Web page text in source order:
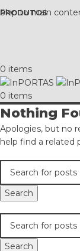
Skip to main
PRODUTOS
0 items
0 items
Nothing
Apologies, but no
help find a related
Search
Search